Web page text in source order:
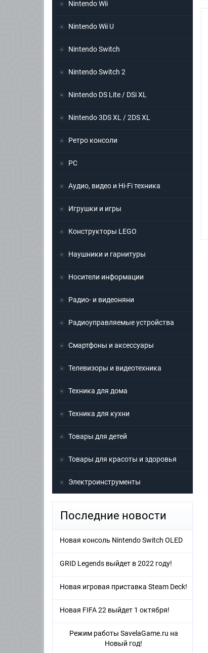
Nintendo Wii
Nintendo Wii U
Nintendo Switch
Nintendo Switch 2
Nintendo DS Lite / DSi XL
Nintendo 3DS XL / 2DS XL
Ретро консоли
PC
Аудио, видео и Hi-Fi техника
Игрушки и игры
Конструкторы LEGO
Наушники и гарнитуры
Носители информации
Радио- и видеоняни
Радиоуправляемые устройства
Смартфоны и аксессуары
Телевизоры и видеотехника
Техника для дома
Техника для кухни
Товары для детей
Товары для красоты и здоровья
Электроинструменты
Последние новости
Новая консоль Nintendo Switch OLED
GRID Legends выйдет в 2022 году!
Новая игровая приставка Steam Deck!
Новая FIFA 22 выйдет 1 октября!
Режим работы SavelaGame.ru на
Новый год!